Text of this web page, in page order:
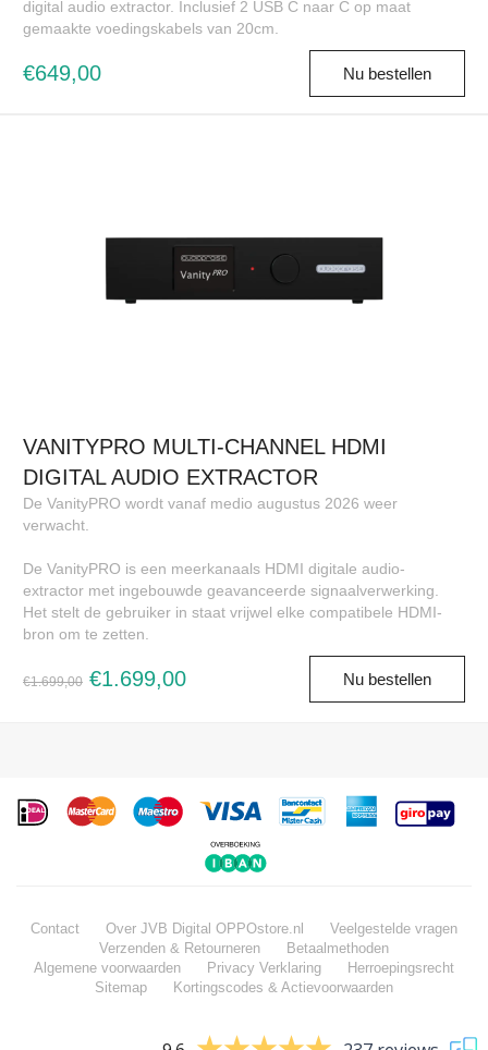
digital audio extractor. Inclusief 2 USB C naar C op maat
gemaakte voedingskabels van 20cm.
€649,00 Nu bestellen
VANITYPRO MULTI-CHANNEL HDMI
DIGITAL AUDIO EXTRACTOR
De VanityPRO wordt vanaf medio augustus 2026 weer
verwacht.
De VanityPRO is een meerkanaals HDMI digitale audio-
extractor met ingebouwde geavanceerde signaalverwerking.
Het stelt de gebruiker in staat vrijwel elke compatibele HDMI-
bron om te zetten.
€1.699,00 €1.699,00 Nu bestellen
Contact Over JVB Digital OPPOstore.nl
Veelgestelde vragen
Verzenden & Retourneren
Betaalmethoden
Algemene voorwaarden
Privacy Verklaring
Herroepingsrecht
Sitemap
Kortingscodes & Actievoorwaarden